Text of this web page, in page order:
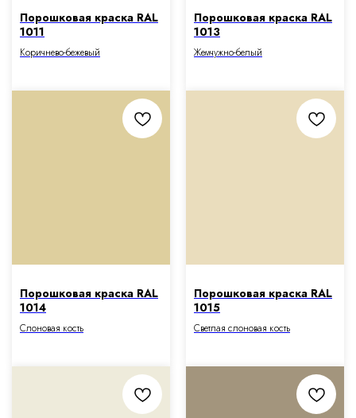
Порошковая краска RAL
1011
Коричнево-бежевый
Порошковая краска RAL
1013
Жемчужно-белый
Порошковая краска RAL
1014
Слоновая кость
Порошковая краска RAL
1015
Светлая слоновая кость